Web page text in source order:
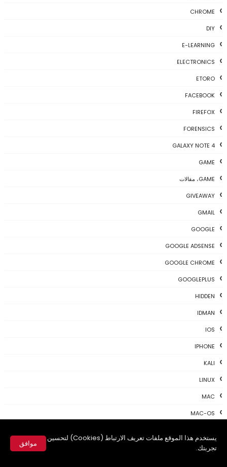
يستخدم هذا الموقع ملفات تعريف الارتباط (Cookies) لتحسين
تجربتك.
موافق
CHROME
DIY
E-LEARNING
ELECTRONICS
ETORO
FACEBOOK
FIREFOX
FORENSICS
GALAXY NOTE 4
GAME
GAME، مقالات
GIVEAWAY
GMAIL
GOOGLE
GOOGLE ADSENSE
GOOGLE CHROME
GOOGLEPLUS
HIDDEN
IDMAN
IOS
IPHONE
KALI
LINUX
MAC
MAC-OS
MICROSOFT